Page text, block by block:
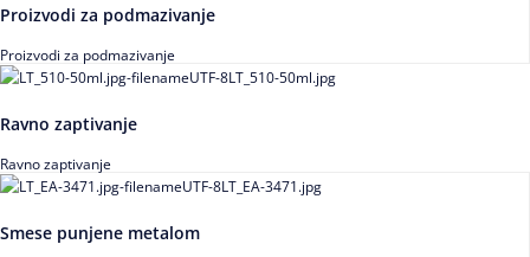
Proizvodi za podmazivanje
Proizvodi za podmazivanje
Ravno zaptivanje
Ravno zaptivanje
Smese punjene metalom